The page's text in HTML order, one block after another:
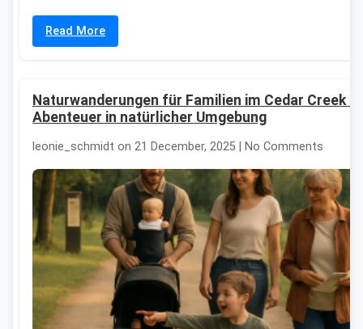
Read More
Naturwanderungen für Familien im Cedar Creek
Abenteuer in natürlicher Umgebung
leonie_schmidt on 21 December, 2025 | No Comments